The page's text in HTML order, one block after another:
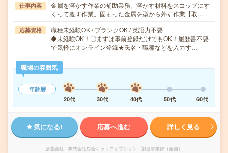
仕事内容
金属を溶かす作業の補助業務。溶かす材料をスコップにす
くって渡す作業。固まった金属を型から外す作業【取…
応募資格
職種未経験OK / ブランクOK / 英語力不要
◆未経験OK！〇まずは事前登録だけでもOK！履歴書不要
で気軽にオンライン登録★氏名・職種などを入力す…
職場の雰囲気
年齢層
20代
30代 40代 50代 60代
気になる! 応募へ進む 詳しく見る
派遣会社 株式会社綜合キャリアオプション 製造事業部（全国）